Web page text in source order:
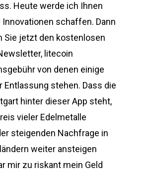
Heute werde ich Ihnen
Innovationen schaffen. Dann
Sie jetzt den kostenlosen
litecoin
von denen einige
Entlassung stehen. Dass die
hinter dieser App steht,
vieler Edelmetalle
steigenden Nachfrage in
weiter ansteigen
mir zu riskant mein Geld